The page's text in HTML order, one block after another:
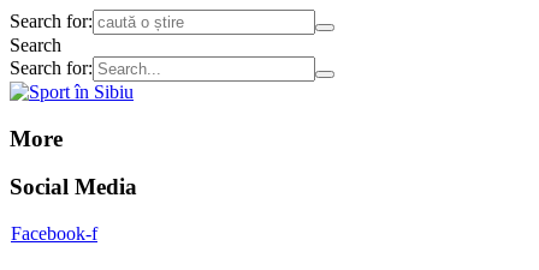
Search for:
Search
Search for:
More
Social Media
Facebook-f